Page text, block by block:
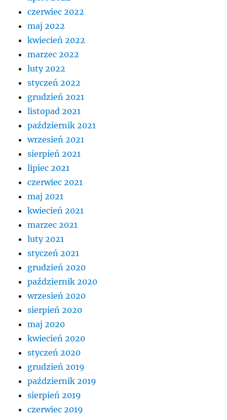
czerwiec 2022
maj 2022
kwiecień 2022
marzec 2022
luty 2022
styczeń 2022
grudzień 2021
listopad 2021
październik 2021
wrzesień 2021
sierpień 2021
lipiec 2021
czerwiec 2021
maj 2021
kwiecień 2021
marzec 2021
luty 2021
styczeń 2021
grudzień 2020
październik 2020
wrzesień 2020
sierpień 2020
maj 2020
kwiecień 2020
styczeń 2020
grudzień 2019
październik 2019
sierpień 2019
czerwiec 2019